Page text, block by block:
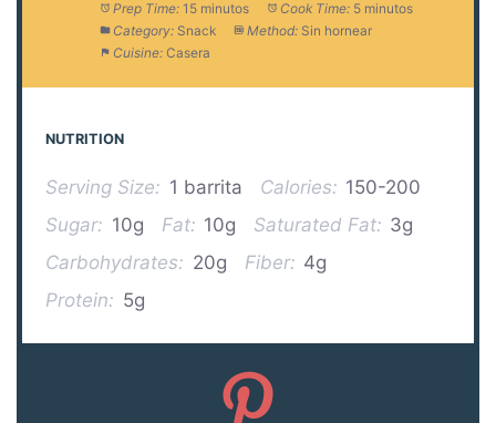
Prep Time: 15 minutos Cook Time: 5 minutos
Category: Snack Method: Sin hornear
Cuisine: Casera
NUTRITION
Serving Size: 1 barrita Calories: 150-200
Sugar: 10g Fat: 10g Saturated Fat: 3g
Carbohydrates: 20g Fiber: 4g
Protein: 5g